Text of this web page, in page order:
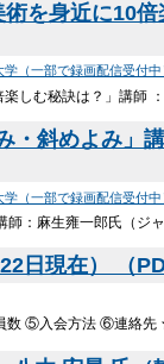
を身近に10
（一部で録画配信受付中
しむ秘訣は？」講師
・斜めよみ」
（一部で録画配信受付中
師：麻生雍一郎氏（
日現在） （
⑤入会方法 ⑥連絡先